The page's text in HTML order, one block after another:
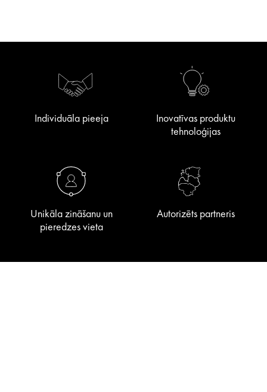
Individuāla pieeja
Inovatīvas produktu
tehnoloģijas
Unikāla zināšanu un
pieredzes vieta
Autorizēts partneris